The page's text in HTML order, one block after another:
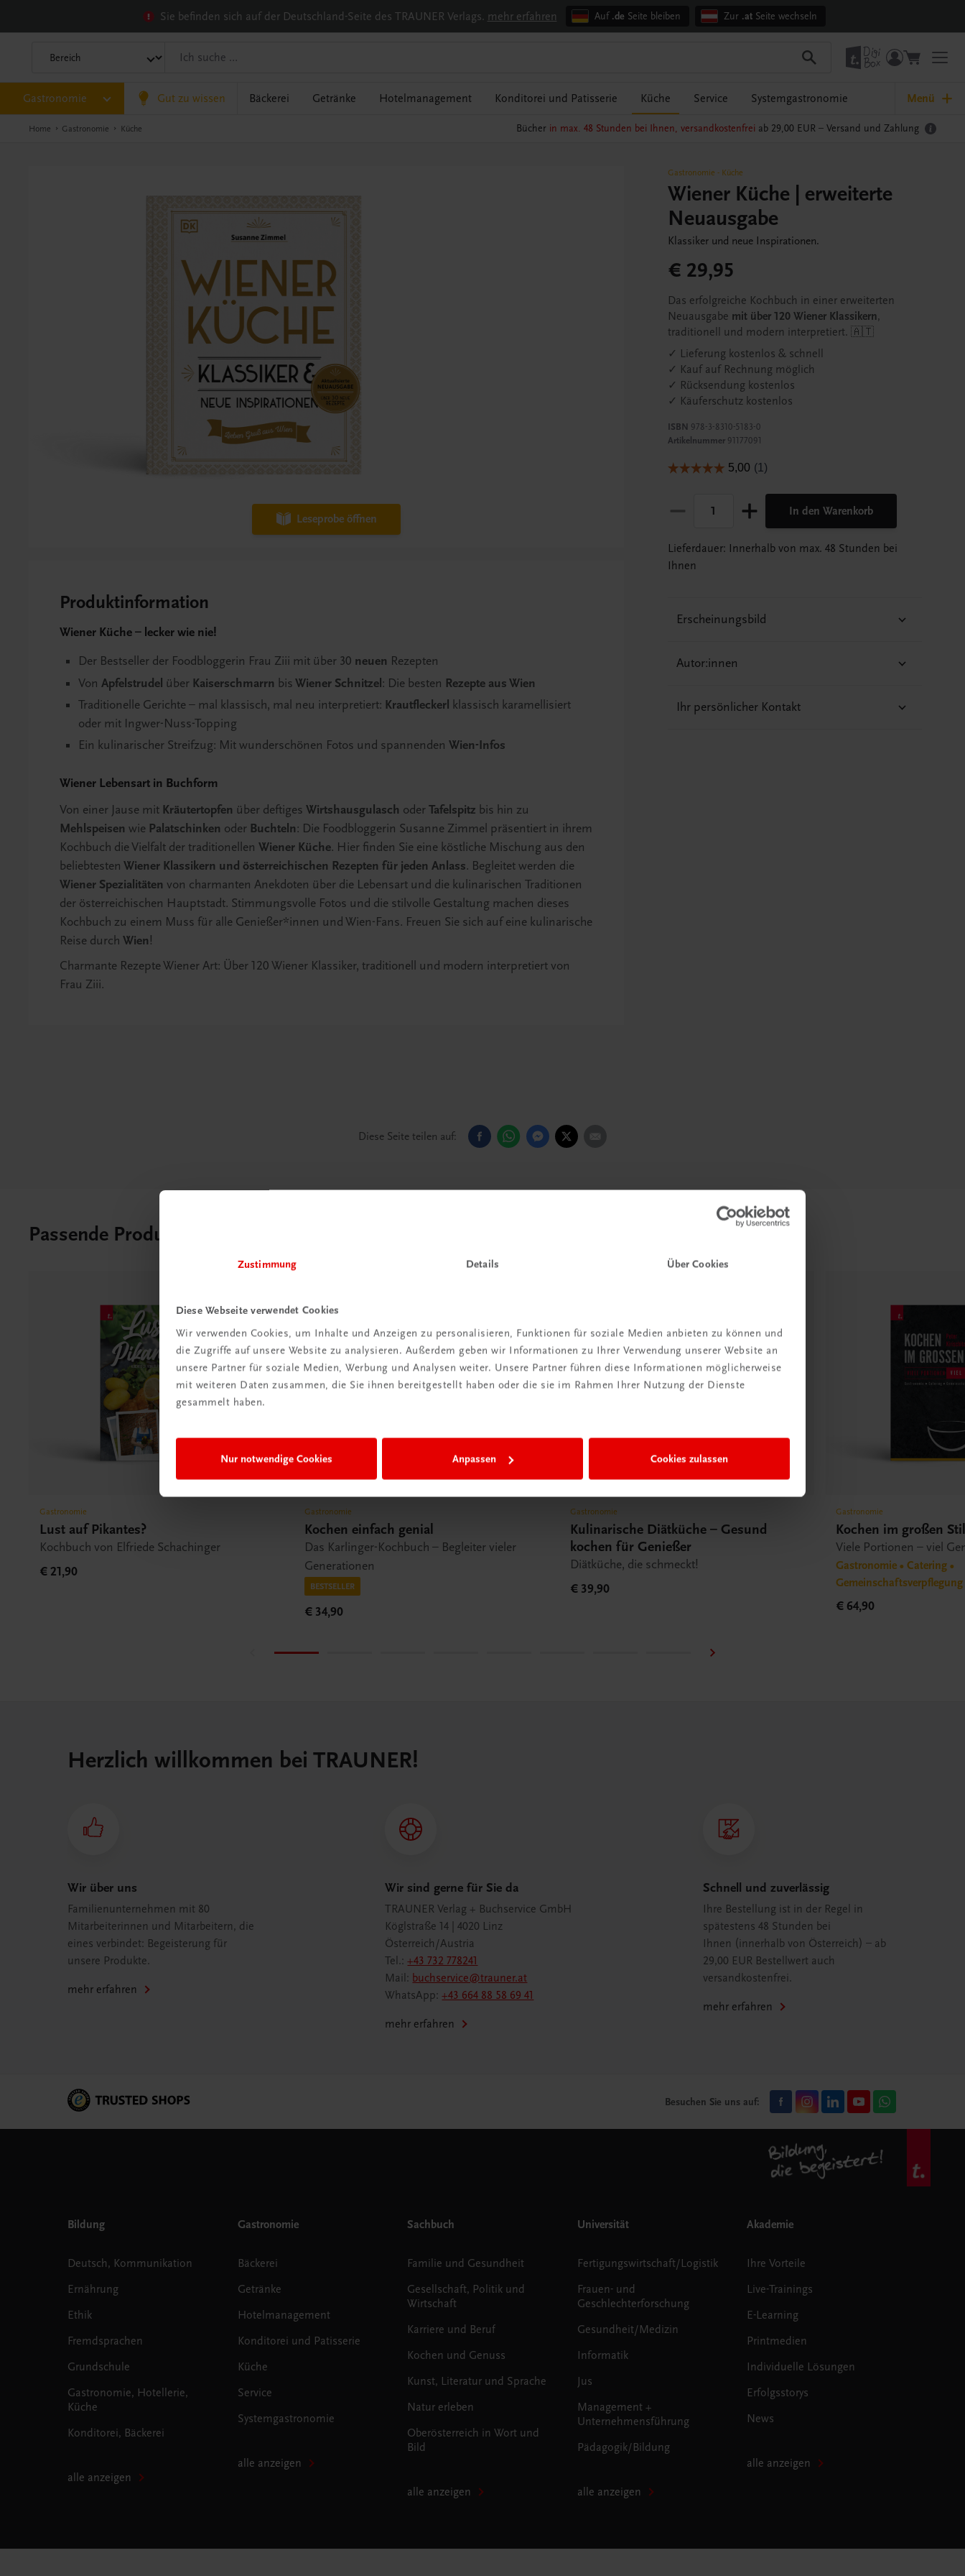
Zustimmung Details Über Cookies
Diese Webseite verwendet Cookies
Wir verwenden Cookies, um Inhalte und Anzeigen zu personalisieren, Funktionen für soziale Medien anbieten zu können und
die Zugriffe auf unsere Website zu analysieren. Außerdem geben wir Informationen zu Ihrer Verwendung unserer Website an
unsere Partner für soziale Medien, Werbung und Analysen weiter. Unsere Partner führen diese Informationen möglicherweise
mit weiteren Daten zusammen, die Sie ihnen bereitgestellt haben oder die sie im Rahmen Ihrer Nutzung der Dienste
gesammelt haben.
Nur notwendige Cookies Anpassen Cookies zulassen
Sie befinden sich auf der Deutschland-Seite des TRAUNER Verlags. mehr erfahren Auf .de Seite bleiben Zur .atSeite wechseln
Gastronomie Gut zu wissen Bäckerei Getränke Hotelmanagement Konditorei und Patisserie Küche Service Systemgastronomie Menü
Home Gastronomie Küche Bücher in max. 48 Stunden bei Ihnen, versandkostenfrei ab 29,00 EUR – Versand und Zahlung
Gastronomie - Küche
Wiener Küche | erweiterte
Neuausgabe
Klassiker und neue Inspirationen.
Leseprobe öffnen
€ 29,95
Das erfolgreiche Kochbuch in einer erweiterten
Neuausgabe mit über 120 Wiener Klassikern,
traditionell und modern interpretiert. 🇦🇹
✓ Lieferung kostenlos & schnell
✓ Kauf auf Rechnung möglich
✓ Rücksendung kostenlos
✓ Käuferschutz kostenlos
ISBN 978-3-8310-5183-0
Artikelnummer91177091
In den Warenkorb
Lieferdauer: Innerhalb von max. 48 Stunden bei
Ihnen
Erscheinungsbild
Autor:innen
Ihr persönlicher Kontakt
Produktinformation
Wiener Küche – lecker wie nie!
Der Bestseller der Foodbloggerin Frau Ziii mit über 30 neuen Rezepten
Von Apfelstrudel über Kaiserschmarrn bisWiener Schnitzel: Die besten Rezepte aus Wien
Traditionelle Gerichte – mal klassisch, mal neu interpretiert: Krautfleckerl klassisch karamellisiert
oder mit Ingwer-Nuss-Topping
Ein kulinarischer Streifzug: Mit wunderschönen Fotos und spannendenWien-Infos
Wiener Lebensart in Buchform
Von einer Jause mit Kräutertopfen über deftigesWirtshausgulasch oderTafelspitz bis hin zu
Mehlspeisen wie Palatschinken oder Buchteln: Die Foodbloggerin Susanne Zimmel präsentiert in ihrem
Kochbuch die Vielfalt der traditionellenWiener Küche. Hier finden Sie eine köstliche Mischung aus den
beliebtesten Wiener Klassikern und österreichischen Rezepten für jeden Anlass. Begleitet werden die
Wiener Spezialitäten von charmanten Anekdoten über die Lebensart und die kulinarischen Traditionen
der österreichischen Hauptstadt. Stimmungsvolle Fotos und die stilvolle Gestaltung machen dieses
Kochbuch zu einem Muss für alle Genießer*innen und Wien-Fans. Freuen Sie sich auf eine kulinarische
Reise durchWien!
Charmante Rezepte Wiener Art: Über 120 Wiener Klassiker, traditionell und modern interpretiert von
Frau Ziii.
Diese Seite teilen auf:
Passende Produkte
Gastronomie
Lust auf Pikantes?
Kochbuch von Elfriede Schachinger
€ 21,90
Gastronomie
Kochen einfach genial
Das Karlinger-Kochbuch – Begleiter vieler
Generationen
BESTSELLER
€ 34,90
Gastronomie
Kulinarische Diätküche – Gesund
kochen für Genießer
Diätküche, die schmeckt!
€ 39,90
Gastronomie
Kochen im großen Stil
Viele Portionen – viel
Gastronomie • Catering •
Gemeinschaftsverpflegung
€ 64,90
Herzlich willkommen bei TRAUNER!
Wir über uns
Familienunternehmen mit 80
Mitarbeiterinnen und Mitarbeitern, die
eines verbindet: Begeisterung für
unsere Produkte.
mehr erfahren
Wir sind gerne für Sie da
TRAUNER Verlag + Buchservice GmbH
Köglstraße 14 | 4020 Linz
Österreich/Austria
Tel.:+43 732 778241
Mail: buchservice@trauner.at
WhatsApp:+43 664 88 58 69 41
mehr erfahren
Schnell und zuverlässig
Ihre Bestellung ist in der Regel in
spätestens 48 Stunden bei
Ihnen (innerhalb von Österreich) – ab
29,00 EUR Bestellwert auch
versandkostenfrei.
mehr erfahren
Besuchen Sie uns auf:
Bildung
Deutsch, Kommunikation
Ernährung
Ethik
Fremdsprachen
Grundschule
Gastronomie, Hotellerie,
Küche
Konditorei, Bäckerei
alle anzeigen
Gastronomie
Bäckerei
Getränke
Hotelmanagement
Konditorei und Patisserie
Küche
Service
Systemgastronomie
alle anzeigen
Sachbuch
Familie und Gesundheit
Gesellschaft, Politik und
Wirtschaft
Karriere und Beruf
Kochen und Genuss
Kunst, Literatur und Sprache
Natur erleben
Oberösterreich in Wort und
Bild
alle anzeigen
Universität
Fertigungswirtschaft/Logistik
Frauen- und
Geschlechterforschung
Gesundheit/Medizin
Informatik
Jus
Management +
Unternehmensführung
Pädagogik/Bildung
alle anzeigen
Akademie
Ihre Vorteile
Live-Trainings
E-Learning
Printmedien
Individuelle Lösungen
Erfolgsstorys
News
alle anzeigen